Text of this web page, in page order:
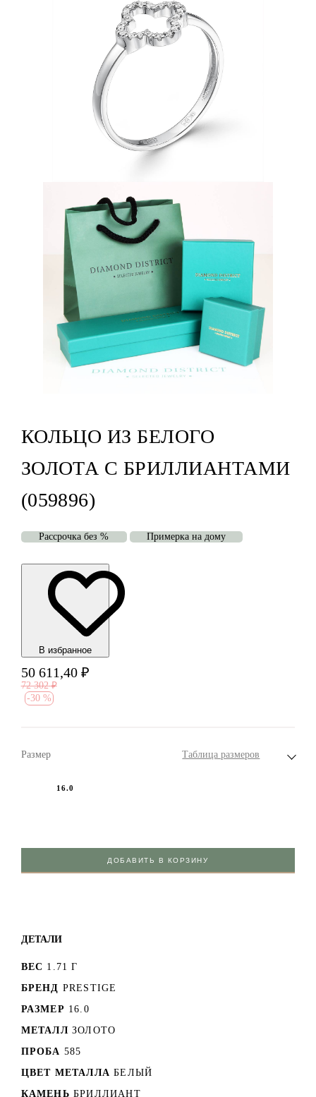
КОЛЬЦО ИЗ БЕЛОГО
ЗОЛОТА С БРИЛЛИАНТАМИ
(059896)
Рассрочка без % Примерка на дому
В избранноe
50 611,40 ₽
72 302 ₽
-30 %
Размер Таблица размеров
16.0
ДОБАВИТЬ В КОРЗИНУ
ДЕТАЛИ
ВЕС 1.71 Г
БРЕНД PRESTIGE
РАЗМЕР 16.0
МЕТАЛЛ ЗОЛОТО
ПРОБА 585
ЦВЕТ МЕТАЛЛА БЕЛЫЙ
КАМЕНЬ БРИЛЛИАНТ